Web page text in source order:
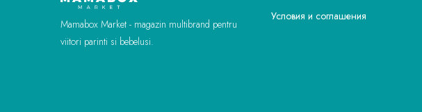
Mamabox Market - magazin multibrand pentru
viitori parinti si bebelusi.
Условия и соглашения